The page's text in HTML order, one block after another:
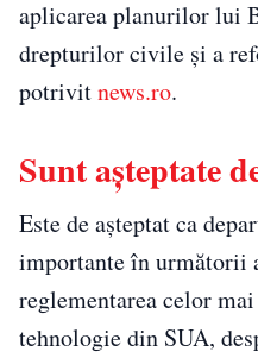
aplicarea planurilor lui
drepturilor civile şi a
potrivitnews.ro.
Sunt așteptate
Este de aşteptat ca
importante în următorii
reglementarea celor
tehnologie din SUA,